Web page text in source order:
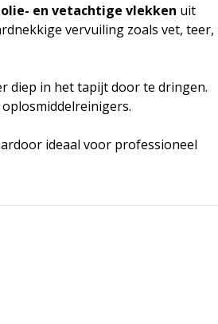
olie- en vetachtige vlekken uit
vervuiling zoals vet, teer,
diep in het tapijt door te dringen.
ideaal voor professioneel